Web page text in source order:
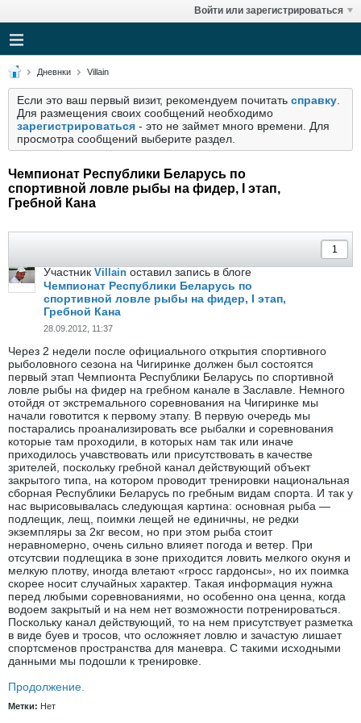
Войти или зарегистрироваться
Дневнки Villain
Если это ваш первый визит, рекомендуем почитать справку
Для размещения своих сообщений необходимо
зарегистрироваться - это не займет много времени. Для
просмотра сообщений выберите раздел.
Чемпионат Республики Беларусь по
спортивной ловле рыбы на фидер, I этап,
Гребной Кана
Участник Villain оставил запись в блоге
Чемпионат Республики Беларусь по
спортивной ловле рыбы на фидер, I этап,
Гребной Кана
28.09.2012, 11:37
Через 2 недели после официального открытия спортивного
рыболовного сезона на Чигиринке должен был состоятся
первый этап Чемпионта Республики Беларусь по спортивной
ловле рыбы на фидер на гребном канале в Заславле. Немного
отойдя от экстремального соревнования на Чигиринке мы
начали говотится к первому этапу. В первую очередь мы
постарались проанализировать все рыбалки и соревнования
которые там проходили, в которых нам так или иначе
приходилось учавствовать или присутствовать в качестве
зрителей, поскольку гребной канал действующий объект
закрытого типа, на котором проводит тренировки национальная
сборная Республики Беларусь по гребным видам спорта. И так у
нас вырисовывалась следующая картина: основная рыба —
подлещик, лещ, поимки лещей не единичны, не редки
экземпляры за 2кг весом, но при этом рыба стоит
неравномерно, очень сильно влияет погода и ветер. При
отсутсвии подлещика в зоне приходится ловить мелкого окуня и
мелкую плотву, иногда влетают «гросс гардонсы», но их поимка
скорее носит случайных характер. Такая информация нужна
перед любыми соревнованиями, но особенно она ценна, когда
водоем закрытый и на нем нет возможности потренироваться.
Поскольку канал действующий, то на нем присутствует разметка
в виде буев и тросов, что осложняет ловлю и зачастую лишает
спортсменов пространства для маневра. С такими исходными
данными мы подошли к тренировке.
Продолжение.
Метки: Нет